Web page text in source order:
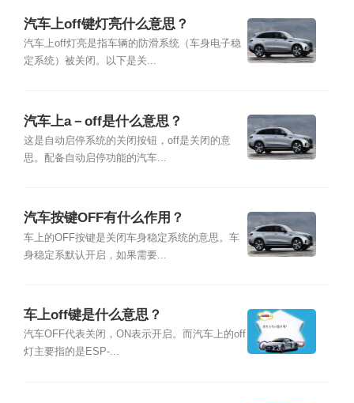
汽车上off键灯亮什么意思？
汽车上off灯亮是指车辆的防滑系统（车身电子稳
定系统）被关闭。以下是关...
汽车上a－off是什么意思？
这是自动启停系统的关闭按钮，off是关闭的意
思。配备自动启停功能的汽车...
汽车按键OFF有什么作用？
车上的OFF按键是关闭车身稳定系统的意思。车
身稳定系默认开启，如果需要...
车上off键是什么意思？
汽车OFF代表关闭，ON表示开启。而汽车上的off
灯主要指的是ESP-...